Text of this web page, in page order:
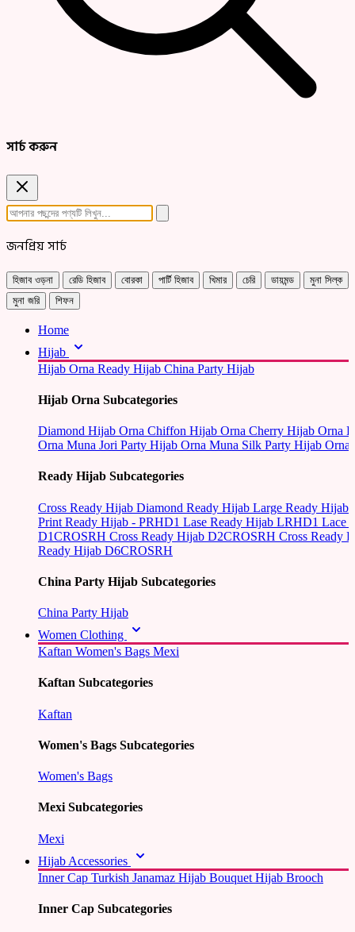
সার্চ করুন
জনপ্রিয় সার্চ
হিজাব ওড়না রেডি হিজাব বোরকা পার্টি হিজাব খিমার চেরি ডায়মন্ড
মুনা সিল্ক
মুনা জরি
শিফন
Home
Hijab
Hijab Orna Ready Hijab China Party Hijab
Hijab Orna Subcategories
Diamond Hijab Orna Chiffon Hijab Orna Cherry Hijab Orna
Orna Muna Jori Party Hijab Orna Muna Silk Party Hijab Orna
Ready Hijab Subcategories
Cross Ready Hijab Diamond Ready Hijab Large Ready Hijab
Print Ready Hijab - PRHD1 Lase Ready Hijab LRHD1 Lace
D1CROSRH Cross Ready Hijab D2CROSRH Cross Ready
Ready Hijab D6CROSRH
China Party Hijab Subcategories
China Party Hijab
Women Clothing
Kaftan Women's Bags Mexi
Kaftan Subcategories
Kaftan
Women's Bags Subcategories
Women's Bags
Mexi Subcategories
Mexi
Hijab Accessories
Inner Cap Turkish Janamaz Hijab Bouquet Hijab Brooch
Inner Cap Subcategories